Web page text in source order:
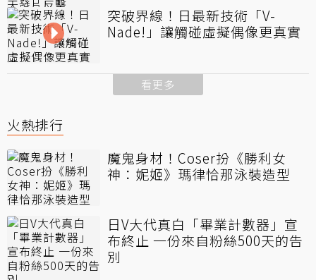
突破界線！日最新技術「V-
Nade!」讓觸碰虛擬偶像更真實
看更多
火熱排行
魔鬼身材！Coser扮《勝利女
神：妮姬》瑪律恰那泳裝造型
日V大代真白「畢業計數器」宣
布終止 一份來自粉絲500天的告
別